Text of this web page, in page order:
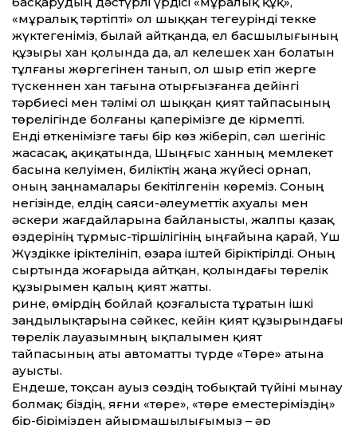
«мұралық тәртіпті» ол шыққан тегеурінді текке
жүктегеніміз, былай айтқанда, ел басшылығының
құзыры хан қолында да, ал келешек хан болатын
тұлғаны жөргегінен танып, ол шыр етіп жерге
түскеннен хан тағына отырғызғанға дейінгі
тәрбиесі мен тәлімі ол шыққан қият тайпасының
төрелігінде болғаны қаперімізге де кірмепті.
Енді өткенімізге тағы бір көз жіберіп, сәл шегініс
жасасақ, ақиқатында, Шыңғыс ханның мемлекет
басына келуімен, биліктің жаңа жүйесі орнап,
оның заңнамалары бекітілгенін көреміз. Соның
негізінде, елдің саяси-әлеуметтік ахуалы мен
әскери жағдайларына байланысты, жалпы қазақ
өздерінің тұрмыс-тіршілігінің ыңғайына қарай, Үш
Жүздікке іріктелініп, өзара іштей біріктірілді. Оның
сыртында жоғарыда айтқан, қолындағы төрелік
құзырымен қалың қият жатты.
Әрине, өмірдің бойлай қозғалыста тұратын ішкі
заңдылықтарына сәйкес, кейін қият құзырындағы
төрелік лауазымның ықпалымен қият
тайпасының аты автоматты түрде «Төре» атына
ауысты.
Ендеше, тоқсан ауыз сөздің тобықтай түйіні мынау
болмақ: біздің, яғни «төре», «төре еместеріміздің»
бір-бірімізден айырмашылығымыз – әр